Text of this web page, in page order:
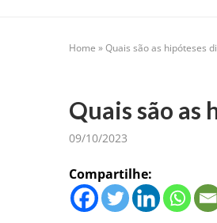
Home »Quais são as hipóteses
Quais são as
09/10/2023
Compartilhe: